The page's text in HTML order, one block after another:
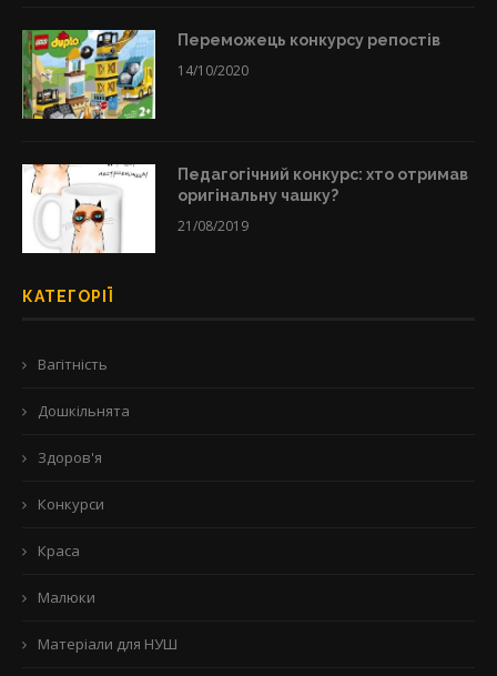
Переможець конкурсу репостів
14/10/2020
Педагогічний конкурс: хто отримав
оригінальну чашку?
21/08/2019
КАТЕГОРІЇ
Вагітність
Дошкільнята
Здоров'я
Конкурси
Краса
Малюки
Матеріали для НУШ